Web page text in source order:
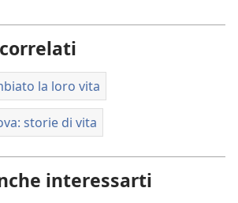
la loro vita
storie di vita
interessarti